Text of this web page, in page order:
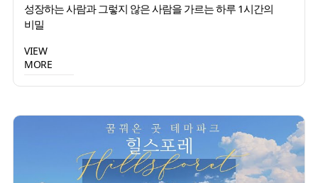
성장하는 사람과 그렇지 않은 사람을 가르는 하루 1시간의
비밀
VIEW
MORE